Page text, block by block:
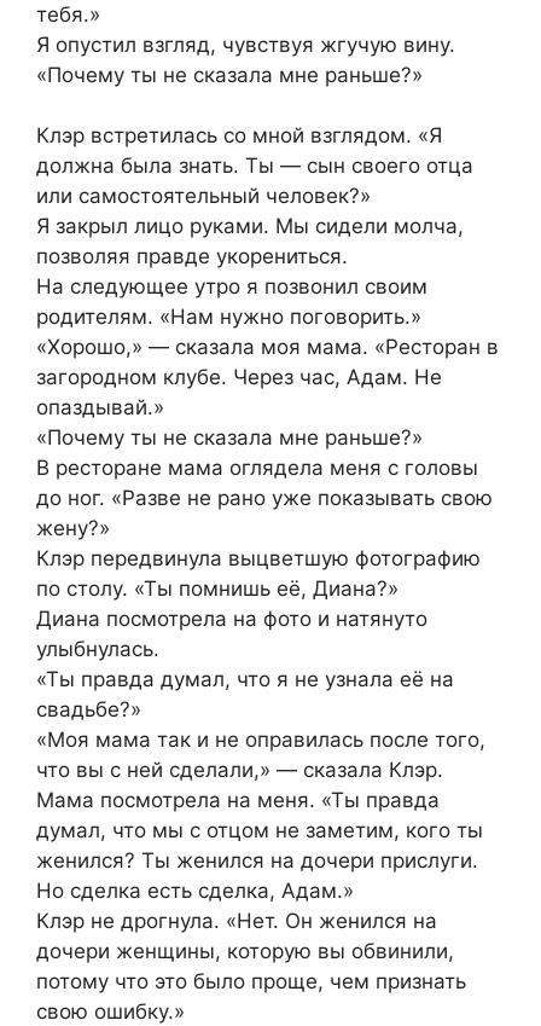
тебя.»
Я опустил взгляд, чувствуя жгучую вину.
«Почему ты не сказала мне раньше?»
Клэр встретилась со мной взглядом. «Я
должна была знать. Ты — сын своего отца
или самостоятельный человек?»
Я закрыл лицо руками. Мы сидели молча,
позволяя правде укорениться.
На следующее утро я позвонил своим
родителям. «Нам нужно поговорить.»
«Хорошо,» — сказала моя мама. «Ресторан в
загородном клубе. Через час, Адам. Не
опаздывай.»
«Почему ты не сказала мне раньше?»
В ресторане мама оглядела меня с головы
до ног. «Разве не рано уже показывать свою
жену?»
Клэр передвинула выцветшую фотографию
по столу. «Ты помнишь её, Диана?»
Диана посмотрела на фото и натянуто
улыбнулась.
«Ты правда думал, что я не узнала её на
свадьбе?»
«Моя мама так и не оправилась после того,
что вы с ней сделали,» — сказала Клэр.
Мама посмотрела на меня. «Ты правда
думал, что мы с отцом не заметим, кого ты
женился? Ты женился на дочери прислуги.
Но сделка есть сделка, Адам.»
Клэр не дрогнула. «Нет. Он женился на
дочери женщины, которую вы обвинили,
потому что это было проще, чем признать
свою ошибку.»